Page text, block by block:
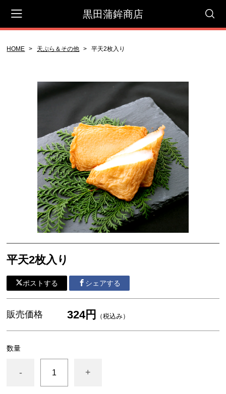
黒田蒲鉾商店
セット商品
御自宅用
蒲鉾屋さんのコロッケ
天ぷら＆その他
HOME 天ぷら＆その他 平天2枚入り
平天2枚入り
ポストする シェアする
販売価格 324円 （税込み）
数量
- +